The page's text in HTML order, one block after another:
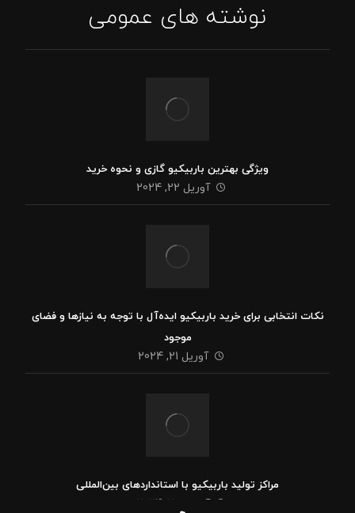
نوشته های عمومی
ویژگی بهترین باربیکیو گازی و نحوه خرید
آوریل 22, 2024
نکات انتخابی برای خرید باربیکیو ایده‌آل با توجه به نیازها و فضای
موجود
آوریل 21, 2024
مراکز تولید باربیکیو با استانداردهای بین‌المللی
آوریل 20, 2024